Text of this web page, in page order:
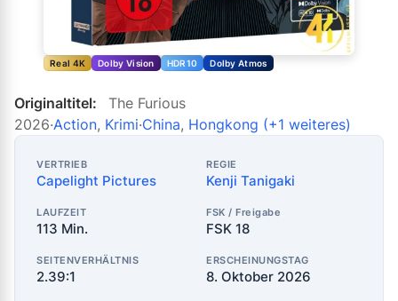
Real 4K Dolby Vision HDR10 Dolby Atmos
Originaltitel:
The Furious
2026·Action, Krimi·China, Hongkong (+1 weiteres)
VERTRIEB
Capelight Pictures
REGIE
Kenji Tanigaki
LAUFZEIT
113 Min.
FSK / Freigabe
FSK 18
SEITENVERHÄLTNIS
2.39:1
ERSCHEINUNGSTAG
8. Oktober 2026